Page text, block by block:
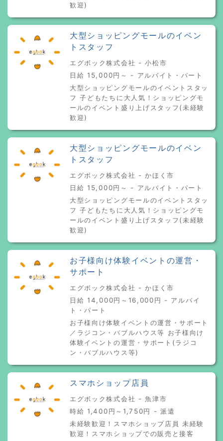
歓迎)
大型ショッピングモールのイベン
トスタッフ
エグボック株式会社 - 小松市
日給 15,000円～ - アルバイト・パート
大型ショッピングモールのイベントスタッ
フ 子どもたちに大人気！ショッピングモ
ールのイベント盛り上げスタッフ(未経験
歓迎)
大型ショッピングモールのイベン
トスタッフ
エグボック株式会社 - かほく市
日給 15,000円～ - アルバイト・パート
大型ショッピングモールのイベントスタッ
フ 子どもたちに大人気！ショッピングモ
ールのイベント盛り上げスタッフ(未経験
歓迎)
お子様向け体験イベントの運営・
サポート
エグボック株式会社 - かほく市
日給 14,000円～16,000円 - アルバイ
ト・パート
お子様向け体験イベントの運営・サポート
／ラジコン・バブルハウス等 お子様向け
体験イベントの運営・サポート(ラジコ
ン・バブルハウス等)
スマホショップ店員
エグボック株式会社 - 魚津市
時給 1,400円～1,750円 - 派遣
未経験歓迎！スマホショップ店員 未経験
歓迎！スマホショップでの販売と接客